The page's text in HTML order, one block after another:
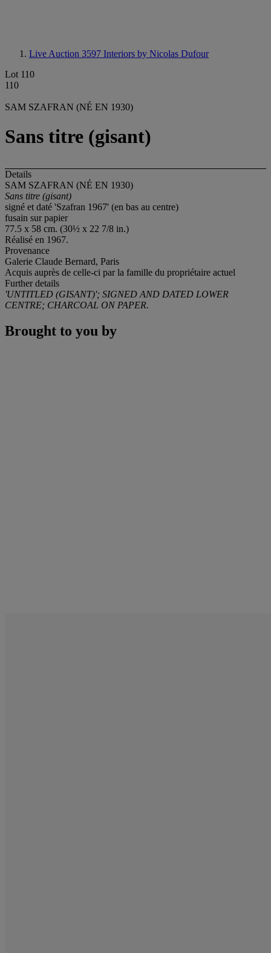
Live Auction 3597 Interiors by Nicolas Dufour
Lot 110
110
SAM SZAFRAN (NÉ EN 1930)
Sans titre (gisant)
Details
SAM SZAFRAN (NÉ EN 1930)
Sans titre (gisant)
signé et daté 'Szafran 1967' (en bas au centre)
fusain sur papier
77.5 x 58 cm. (30½ x 22 7/8 in.)
Réalisé en 1967.
Provenance
Galerie Claude Bernard, Paris
Acquis auprès de celle-ci par la famille du propriétaire actuel
Further details
'UNTITLED (GISANT)'; SIGNED AND DATED LOWER
CENTRE; CHARCOAL ON PAPER.
Brought to you by